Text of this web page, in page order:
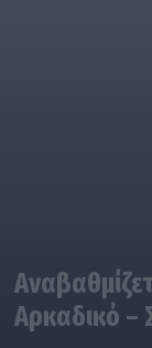
Αρκαδικό –